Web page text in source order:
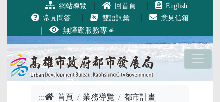
跳到主要內容
::: 網站導覽 回首頁
English
常見問答
雙語詞彙 意見信箱
無障礙服務專區
::: 首頁 業務導覽
都市計畫